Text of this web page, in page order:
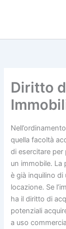
Diritto
quella facoltà
di esercitare per
un immobile. La
è già inquilino
locazione. Se
ha il diritto di
potenziali
a uso